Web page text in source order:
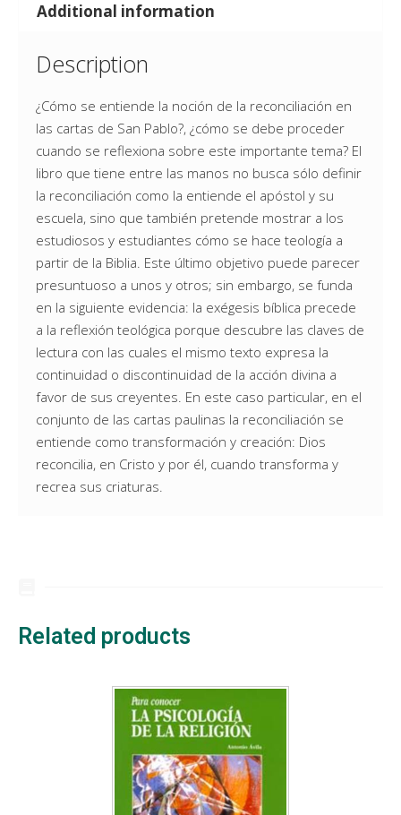
Additional information
Description
¿Cómo se entiende la noción de la reconciliación en
las cartas de San Pablo?, ¿cómo se debe proceder
cuando se reflexiona sobre este importante tema? El
libro que tiene entre las manos no busca sólo definir
la reconciliación como la entiende el apóstol y su
escuela, sino que también pretende mostrar a los
estudiosos y estudiantes cómo se hace teología a
partir de la Biblia. Este último objetivo puede parecer
presuntuoso a unos y otros; sin embargo, se funda
en la siguiente evidencia: la exégesis bíblica precede
a la reflexión teológica porque descubre las claves de
lectura con las cuales el mismo texto expresa la
continuidad o discontinuidad de la acción divina a
favor de sus creyentes. En este caso particular, en el
conjunto de las cartas paulinas la reconciliación se
entiende como transformación y creación: Dios
reconcilia, en Cristo y por él, cuando transforma y
recrea sus criaturas.
Related products